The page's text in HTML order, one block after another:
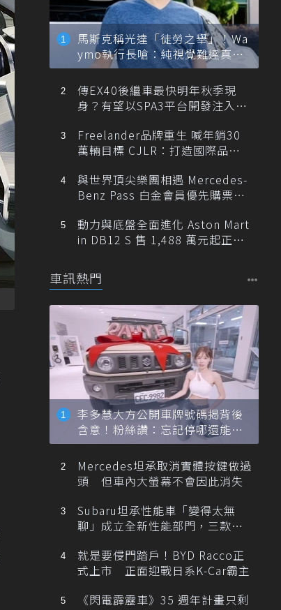
馬斯克稱光達「徒勞之舉」！Wa
ymo執行長嗆：純視覺難達真正
自動駕駛
傳EX40後繼車最快明年秋季現
身？有望以SPA3平台開發注入80
Freelander品牌重生 喊年銷30
萬輛目標 CJLR：打造國際品牌
與世界頂尖樂團相遇 Mercedes-
Benz Pass 白金會員優先購票維
動力與底盤全面進化 Aston Mart
in DB12 S 售 1,488 萬元起正式
車訊熱門
李多慧大方公開車牌號碼揭背後
含意！粉絲讚：忘記停哪還能幫
忙找車
Mercedes坦承取消實體按鍵做過
頭 但車內大螢幕不會因此消失
Subaru坦承性能車「變得太無
聊」成立全新性能部門，三款手
就是要侵門踏戶！BYD Racco正
式上市 正面迎戰日系K-Car霸主
《閃電霹靂車》35 週年計畫只剩